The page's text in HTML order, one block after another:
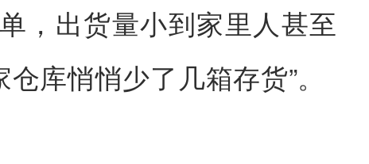
，出货量小到家里人甚至
库悄悄少了几箱存货”。